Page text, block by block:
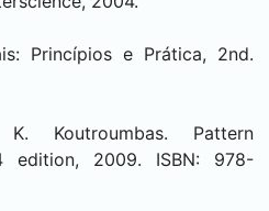
Princípios e Prática, 2nd.
Koutroumbas. Pattern
edition, 2009. ISBN: 978-